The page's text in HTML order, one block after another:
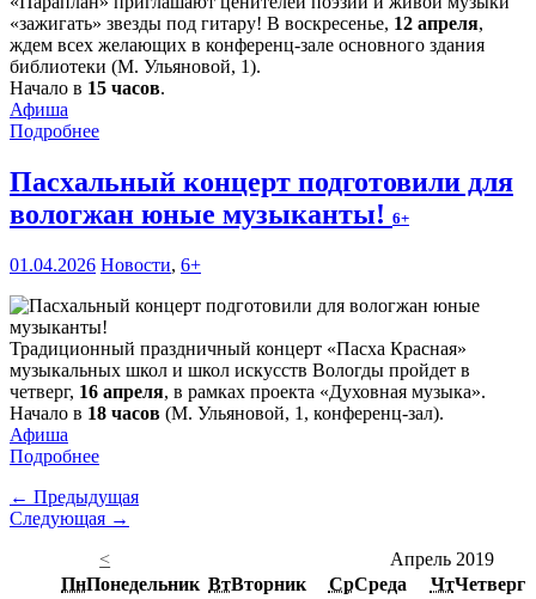
«зажигать» звезды под гитару! В воскресенье, 12 апреля,
ждем всех желающих в конференц-зале основного здания
библиотеки (М. Ульяновой, 1).
Начало в 15 часов.
Афиша
Подробнее
Пасхальный концерт подготовили для
вологжан юные музыканты! 6+
01.04.2026 Новости, 6+
Традиционный праздничный концерт «Пасха Красная»
музыкальных школ и школ искусств Вологды пройдет в
четверг, 16 апреля, в рамках проекта «Духовная музыка».
Начало в 18 часов (М. Ульяновой, 1, конференц-зал).
Афиша
Подробнее
← Предыдущая
Следующая →
<
Апрель 2019
ПнПонедельник ВтВторник СрСреда ЧтЧетверг